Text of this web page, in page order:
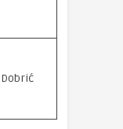
Dobrić